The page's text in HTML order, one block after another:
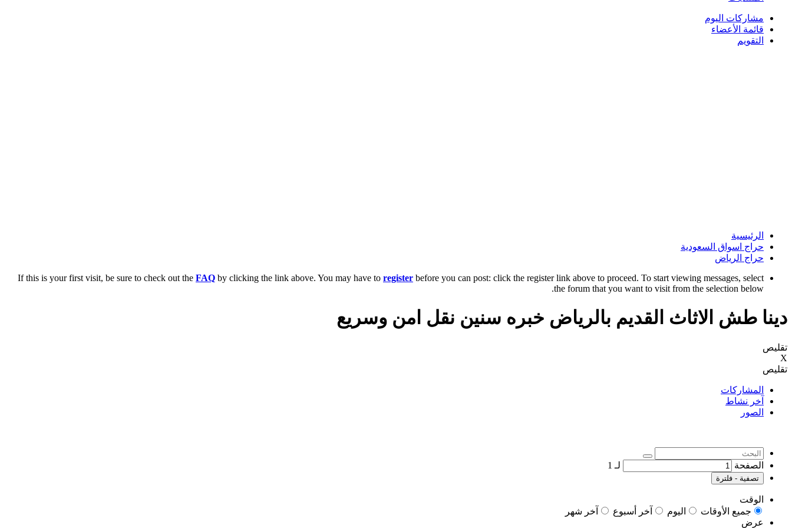
مشاركات اليوم
قائمة الأعضاء
التقويم
الرئيسية
حراج اسواق السعودية
حراج الرياض
If this is your first visit, be sure to check out the FAQ by clicking the link above. You may have to register before you can post: click the register link above to proceed. To start viewing messages, select
the forum that you want to visit from the selection below.
دينا طش الاثاث القديم بالرياض خبره سنين نقل امن وسريع
تقليص
X
تقليص
المشاركات
آخر نشاط
الصور
الصفحة لـ 1
تصفية - فلترة
الوقت
جميع الأوقات
اليوم آخر أسبوع
آخر شهر
عرض